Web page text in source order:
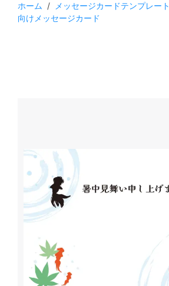
ホーム / メッセージカードテンプレート
向けメッセージカード